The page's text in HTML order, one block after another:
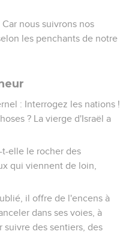
nous suivrons nos
les penchants de notre
: Interrogez les nations !
? La vierge d'Israël a
t-elle le rocher des
qui viennent de loin,
il offre de l'encens à
dans ses voies, à
suivre des sentiers, des